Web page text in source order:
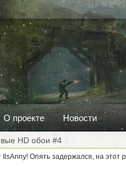
О проекте Новости
HD обои #4
IlsAnny! Опять задержался, на этот